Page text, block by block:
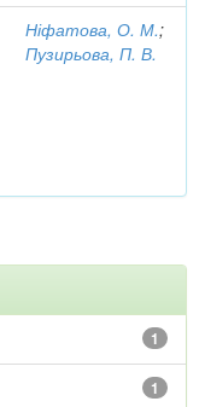
Ніфатова, О. М.;
Пузирьова, П. В.
1
1